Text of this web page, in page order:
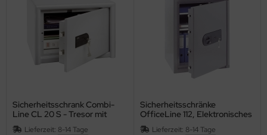
Sicherheitsschrank Combi-
Line CL 20 S - Tresor mit
Mechanikschloss
Lieferzeit: 8-14 Tage
Sicherheitsschränke
OfficeLine 112, Elektronisches
Zahlenschloß
Lieferzeit: 8-14 Tage